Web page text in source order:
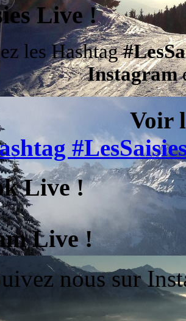
Live !
les Hashtag
Instagram
Voir
Live !
Live !
nous sur